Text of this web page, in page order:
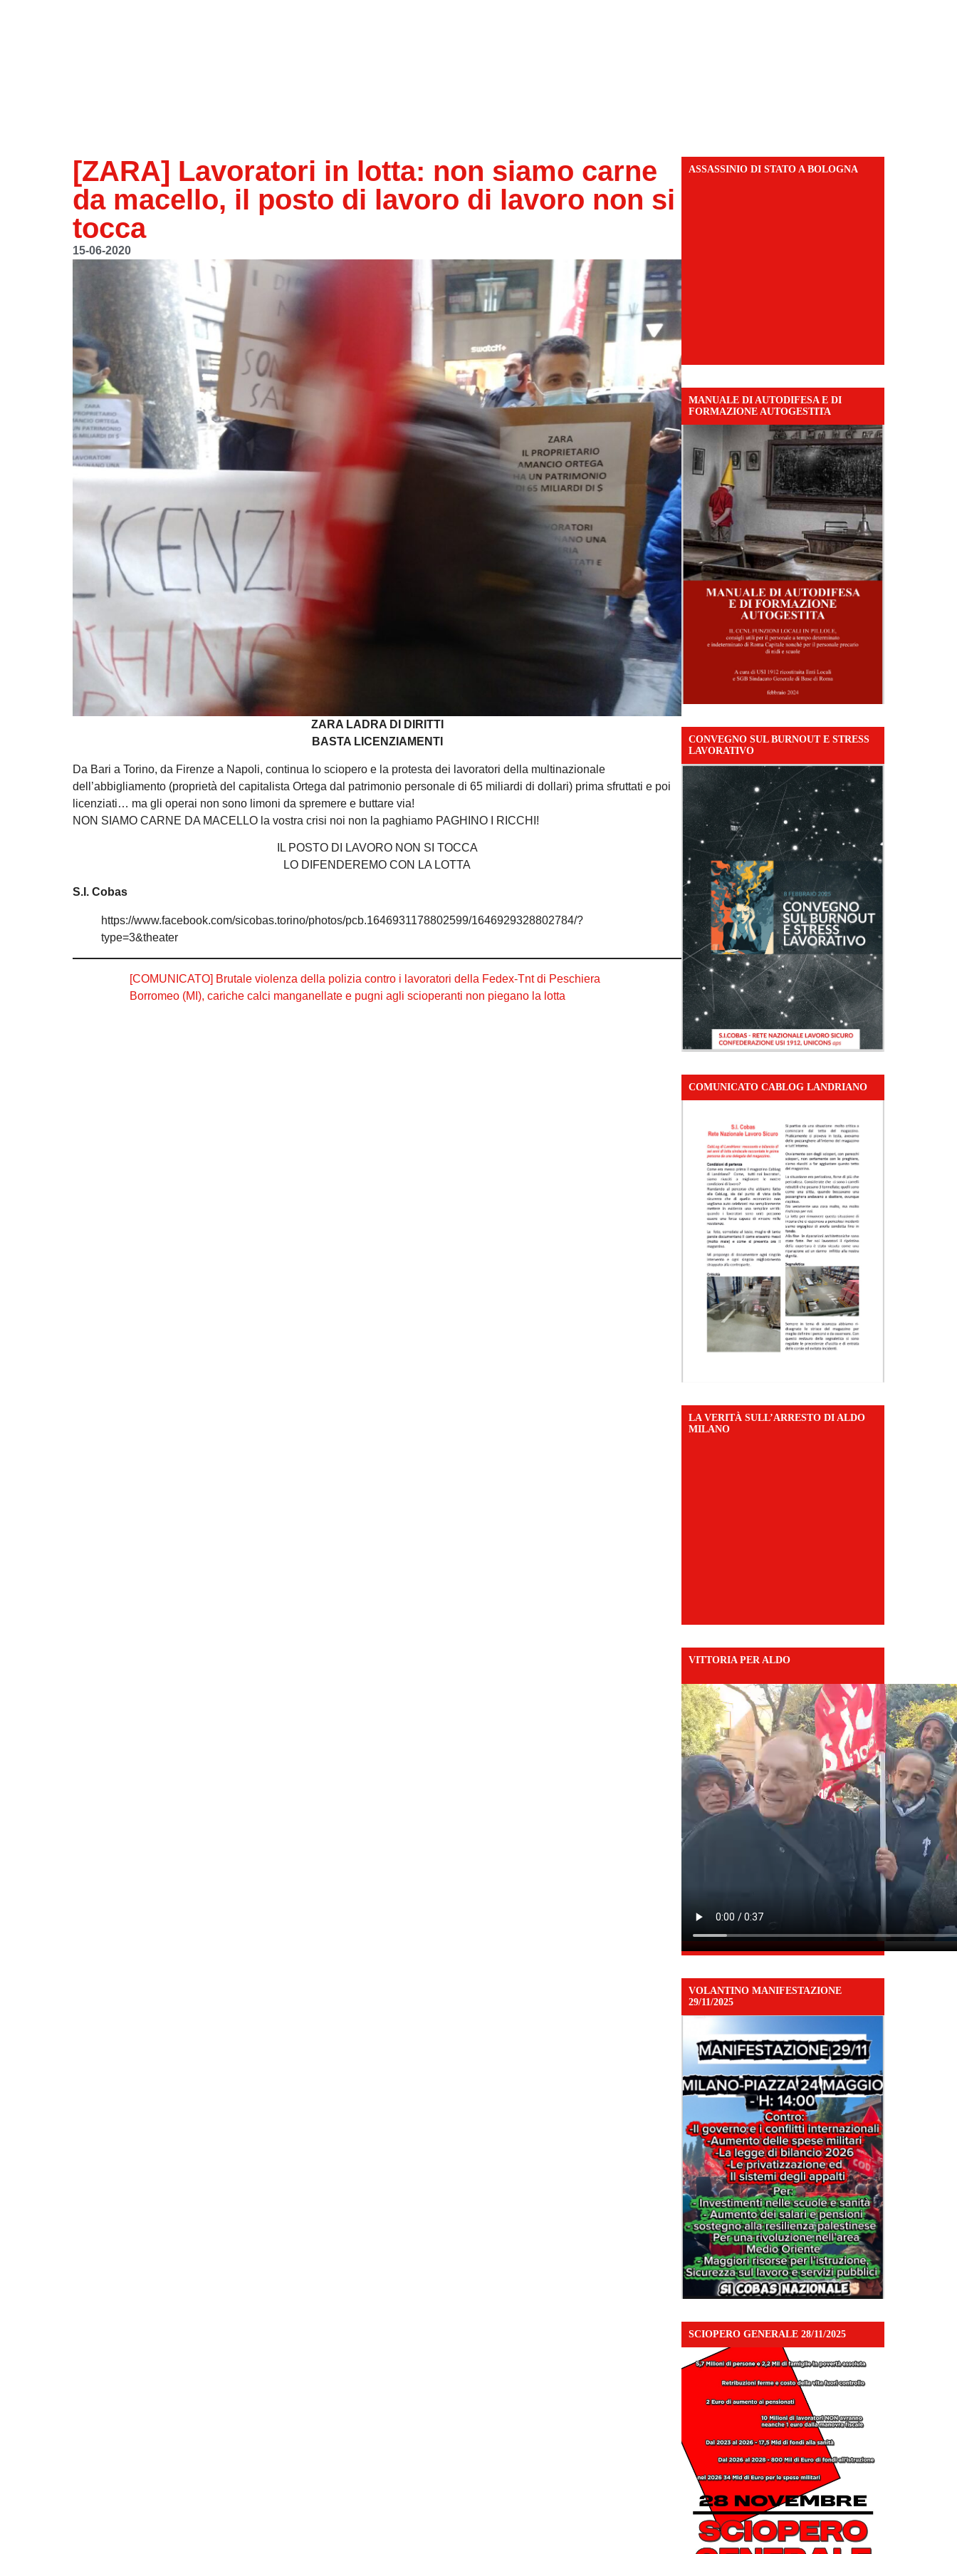
[ZARA] Lavoratori in lotta: non siamo carne
da macello, il posto di lavoro di lavoro non si
tocca
15-06-2020
ZARA LADRA DI DIRITTI
BASTA LICENZIAMENTI
Da Bari a Torino, da Firenze a Napoli, continua lo sciopero e la protesta dei lavoratori della multinazionale
dell’abbigliamento (proprietà del capitalista Ortega dal patrimonio personale di 65 miliardi di dollari) prima sfruttati e poi
licenziati… ma gli operai non sono limoni da spremere e buttare via!
NON SIAMO CARNE DA MACELLO la vostra crisi noi non la paghiamo PAGHINO I RICCHI!
IL POSTO DI LAVORO NON SI TOCCA
LO DIFENDEREMO CON LA LOTTA
S.I. Cobas
https://www.facebook.com/sicobas.torino/photos/pcb.1646931178802599/1646929328802784/?
type=3&theater
[COMUNICATO] Brutale violenza della polizia contro i lavoratori della Fedex-Tnt di Peschiera
Borromeo (MI), cariche calci manganellate e pugni agli scioperanti non piegano la lotta
ASSASSINIO DI STATO A BOLOGNA
MANUALE DI AUTODIFESA E DI
FORMAZIONE AUTOGESTITA
CONVEGNO SUL BURNOUT E STRESS
LAVORATIVO
COMUNICATO CABLOG LANDRIANO
LA VERITÀ SULL’ARRESTO DI ALDO
MILANO
VITTORIA PER ALDO
VOLANTINO MANIFESTAZIONE
29/11/2025
SCIOPERO GENERALE 28/11/2025